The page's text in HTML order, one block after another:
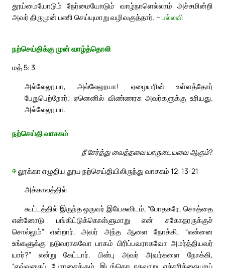
தூய்மையோடும் நேர்மையோடும் வாழ்நாளெல்லாம் அச்சமின்றி
அவர் திருமுன் பணி செய்யுமாறு வழிவகுத்தார். – பல்லவி
நற்செய்திக்கு முன் வாழ்த்தொலி
மத் 5: 3
அல்லேலூயா, அல்லேலூயா! ஏழையரின் உள்ளத்தோர்
பேறுபெற்றோர்; ஏனெனில் விண்ணரசு அவர்களுக்கு உரியது.
அல்லேலூயா.
நற்செய்தி வாசகம்
நீ சேர்த்து வைத்தவை யாருடையவை ஆகும்?
✠லூக்கா எழுதிய தூய நற்செய்தியிலிருந்து வாசகம் 12: 13-21
அக்காலத்தில்
கூட்டத்தில் இருந்த ஒருவர் இயேசுவிடம், “போதகரே, சொத்தை
என்னோடு பங்கிட்டுக்கொள்ளுமாறு என் சகோதரருக்குச்
சொல்லும்” என்றார். அவர் அந்த ஆளை நோக்கி, “என்னை
உங்களுக்கு நடுவராகவோ பாகம் பிரிப்பவராகவோ அமர்த்தியவர்
யார்?” என்று கேட்டார். பின்பு அவர் அவர்களை நோக்கி,